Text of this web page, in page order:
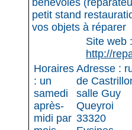
petit stand
vos objets à réparer
Site web :
http://
Horaires
: un
samedi
après-
midi par
Adresse :
de
salle Guy
Queyroi
33320